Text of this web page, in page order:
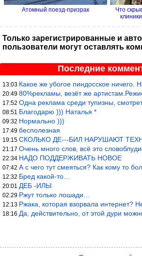
Атомный поезд-призрак
Что
Только зарегистрированные и
пользователи могут оставлять
Последние
13:03 Какое же убогое пиндосское ничего.
20:49 80%рекламы, везёт же артистам.Режиссёры,
17:52 Одна реклама среди тупизны,
08:51 Благодарю ))) Наталья *
09:32 Нормально )))
17:49 бесполезная
19:15 СКОЛЬКО ДЕ---БИЛ НАРУШАЮТ
21:17 Очень много слов, всё это словоблудие
22:34 НАДО ПОДДЕРЖИВАТЬ НОВОЕ
07:42 А с чего тут смеяться? Как кому то
12:32 Бред какой-то…
20:01 ДЕБ -ИЛЫ
02:29 Ржут только лошади…
12:13 Ржака, которая взорвала интернет? Нет,
18:16 Да, действительно, от этой дури